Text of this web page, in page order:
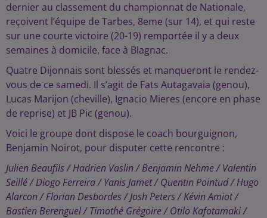
dernier au classement du championnat de Nationale,
reçoivent l’équipe de Tarbes, 8eme (sur 14), et qui reste
sur une courte victoire (20-19) remportée il y a deux
semaines à domicile, face à Blagnac.
Quatre Dijonnais sont blessés et manqueront le rendez-
vous de ce samedi. Il s’agit de Fats Autagavaia (genou),
Lucas Marijon (cheville), Ignacio Mieres (encore en phase
de reprise) et JB Pic (genou).
Voici le groupe dont dispose le coach bourguignon,
Benjamin Noirot, pour disputer cette rencontre :
Julien Beaufils / Hadrien Vaslin / Benjamin Nehme / Valentin
Seillé / Diogo Ferreira / Yanis Jamet / Quentin Pointud / Hugo
Alarcon / Florian Desbordes / Josh Peters / Kévin Amiot /
Bastien Berenguel / Timothé Grégoire / Otilo Kafotamaki /